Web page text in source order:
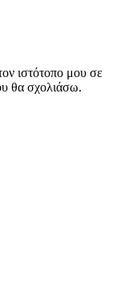
ιστότοπο μου σε
θα σχολιάσω.